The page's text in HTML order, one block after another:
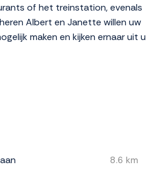
of het treinstation, evenals
Albert en Janette willen uw
maken en kijken ernaar uit u
8.6 km